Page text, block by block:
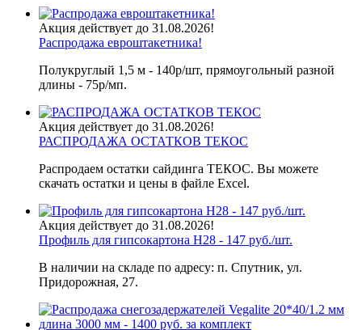
Акция действует до 31.08.2026!
Распродажа евроштакетника!
Полукруглый 1,5 м - 140р/шт, прямоугольный разной
длины - 75р/мп.
Акция действует до 31.08.2026!
РАСПРОДАЖА ОСТАТКОВ ТЕКОС
Распродаем остатки сайдинга ТЕКОС. Вы можете
скачать остатки и цены в файле Excel.
Акция действует до 31.08.2026!
Профиль для гипсокартона H28 - 147 руб./шт.
В наличии на складе по адресу: п. Спутник, ул.
Придорожная, 27.